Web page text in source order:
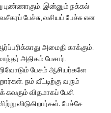
புண்ணாகும். இன்னும் நக்கல்
பேச்சு, வசியப் பேச்சு என
அதிகம் பேசார்.
பேசும் ஆசியர்களே
நம் வீட்டிற்கு வரும்
கவரும் விதமாகப் பேசி
விடுகிறார்கள். பேச்சே